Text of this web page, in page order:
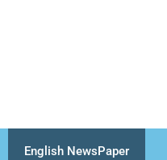
English NewsPaper